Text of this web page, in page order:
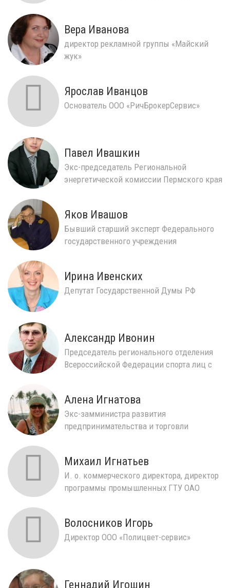
Вера Иванова
директор рекламной группы «Майский
жук»
Ярослав Иванцов
Основатель ООО «РичБрокерСервис»
Павел Ивашкин
Экс-председатель Региональной
энергетической комиссии Пермского края
Яков Ивашов
Бывший старший эксперт Федерального
государственного учреждения
Ирина Ивенских
Депутат Государственной Думы РФ
Александр Ивонин
Председатель регионального отделения
Всероссийской Федерации спорта лиц с
Алена Игнатова
Экс-замминистра развития
предпринимательства и торговли
Михаил Игнатьев
​И. о. коммерческого директора, директор
программы промышленных ГТУ ОАО
Волосников Игорь
Директор ООО «Полицвет-сервис»
Геннадий Игошин